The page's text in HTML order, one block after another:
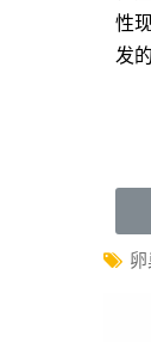
性
发